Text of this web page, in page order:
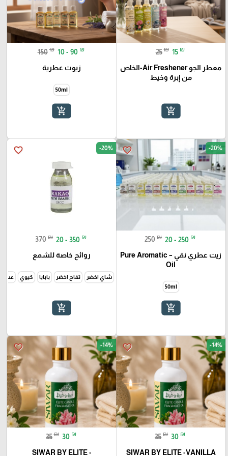
25 ₪ 15 ₪
معطر الجو Air Freshener-الخاص
من إبرة وخيط
add_shopping_cart
150 ₪ 10 - 90 ₪
زيوت عطرية
50ml
add_shopping_cart
favorite_border -20%
250 ₪ 20 - 250 ₪
زيت عطري نقي – Pure Aromatic
Oil
50ml
add_shopping_cart
favorite_border -20%
370 ₪ 20 - 350 ₪
روائح خاصة للشمع
شاي اخضر تفاح اخضر بابايا كيوي عسل
add_shopping_cart
favorite_border -14%
35 ₪ 30 ₪
SIWAR BY ELITE -VANILLA
favorite_border -14%
35 ₪ 30 ₪
SIWAR BY ELITE -